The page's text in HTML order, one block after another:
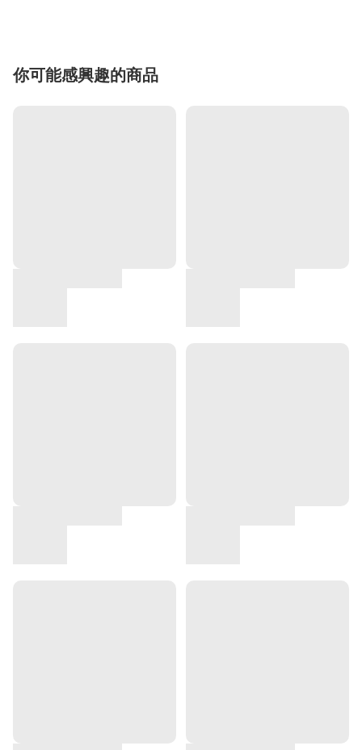
你可能感興趣的商品